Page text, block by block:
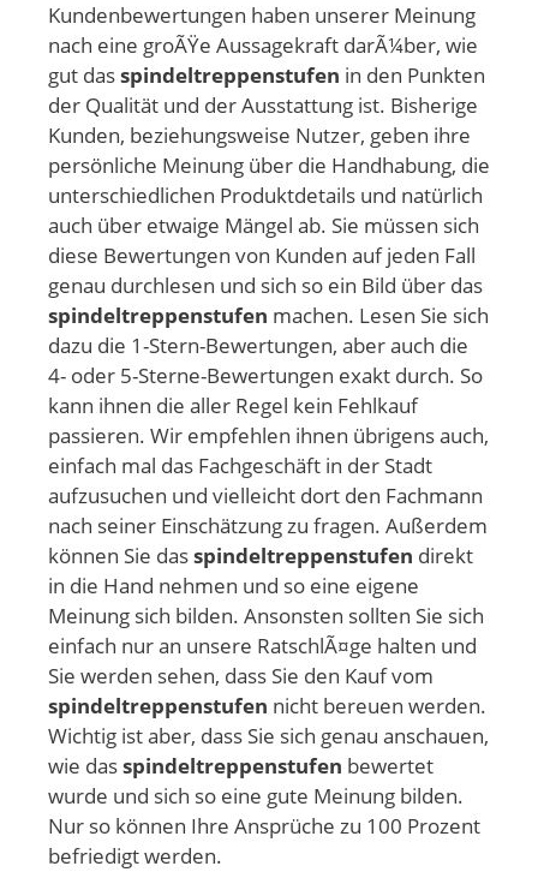
Kundenbewertungen haben unserer Meinung
nach eine groÃŸe Aussagekraft darÃ¼ber, wie
gut dasspindeltreppenstufen in den Punkten
der Qualität und der Ausstattung ist. Bisherige
Kunden, beziehungsweise Nutzer, geben ihre
persönliche Meinung über die Handhabung, die
unterschiedlichen Produktdetails und natürlich
auch über etwaige Mängel ab. Sie müssen sich
diese Bewertungen von Kunden auf jeden Fall
genau durchlesen und sich so ein Bild über das
spindeltreppenstufen machen. Lesen Sie sich
dazu die 1-Stern-Bewertungen, aber auch die
4- oder 5-Sterne-Bewertungen exakt durch. So
kann ihnen die aller Regel kein Fehlkauf
passieren. Wir empfehlen ihnen übrigens auch,
einfach mal das Fachgeschäft in der Stadt
aufzusuchen und vielleicht dort den Fachmann
nach seiner Einschätzung zu fragen. Außerdem
können Sie dasspindeltreppenstufen direkt
in die Hand nehmen und so eine eigene
Meinung sich bilden. Ansonsten sollten Sie sich
einfach nur an unsere RatschlÃ¤ge halten und
Sie werden sehen, dass Sie den Kauf vom
spindeltreppenstufen nicht bereuen werden.
Wichtig ist aber, dass Sie sich genau anschauen,
wie dasspindeltreppenstufen bewertet
wurde und sich so eine gute Meinung bilden.
Nur so können Ihre Ansprüche zu 100 Prozent
befriedigt werden.